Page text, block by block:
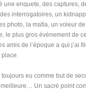
une enquete, des captures,
interrogatoires, un
photo, la mafia, un voleur
le plus gros évènement de
amis de l’époque a qui j’ai
place.
toujours eu comme but de
Un sacré point